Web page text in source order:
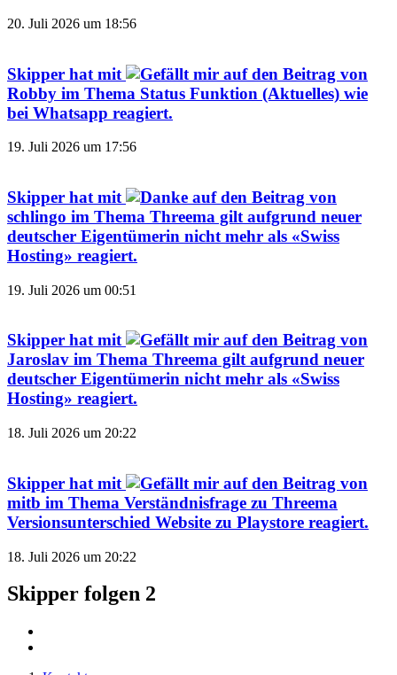
20. Juli 2026 um 18:56
Skipper hat mit
auf den Beitrag von
Robby im Thema Status Funktion (Aktuelles) wie
bei Whatsapp reagiert.
19. Juli 2026 um 17:56
Skipper hat mit
auf den Beitrag von
schlingo im Thema Threema gilt aufgrund neuer
deutscher Eigentümerin nicht mehr als «Swiss
Hosting» reagiert.
19. Juli 2026 um 00:51
Skipper hat mit
auf den Beitrag von
Jaroslav im Thema Threema gilt aufgrund neuer
deutscher Eigentümerin nicht mehr als «Swiss
Hosting» reagiert.
18. Juli 2026 um 20:22
Skipper hat mit
auf den Beitrag von
mitb im Thema Verständnisfrage zu Threema
Versionsunterschied Website zu Playstore reagiert.
18. Juli 2026 um 20:22
Skipper folgen 2